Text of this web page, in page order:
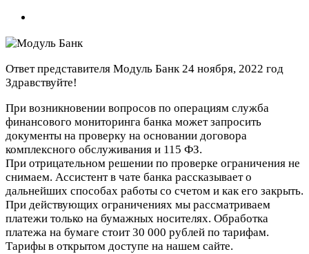
Ответ представителя Модуль Банк24 ноября, 2022 год
Здравствуйте!
При возникновении вопросов по операциям служба
финансового мониторинга банка может запросить
документы на проверку на основании договора
комплексного обслуживания и 115 ФЗ.
При отрицательном решении по проверке ограничения не
снимаем. Ассистент в чате банка рассказывает о
дальнейших способах работы со счетом и как его закрыть.
При действующих ограничениях мы рассматриваем
платежи только на бумажных носителях. Обработка
платежа на бумаге стоит 30 000 рублей по тарифам.
Тарифы в открытом доступе на нашем сайте.